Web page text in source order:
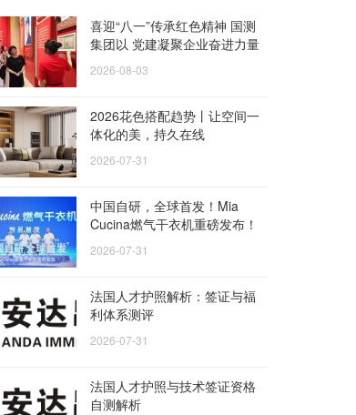
喜迎“八一”传承红色精神 国测
集团以 党建凝聚企业奋进力量
2026-08-03
2026花色搭配趋势丨让空间一
体化的美，持久在线
2026-07-31
中国自研，全球首发！Mia
Cucina燃气干衣机重磅发布！
2026-07-31
法国人才护照解析：签证与福
利体系测评
2026-07-31
法国人才护照与技术签证资格
自测解析